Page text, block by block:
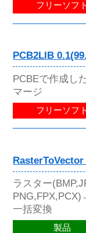
フリーソフト
PCB2LIB
PCBEで作成し
マージ
フリーソフト
RasterToVector
ラスター
一括変換
製品